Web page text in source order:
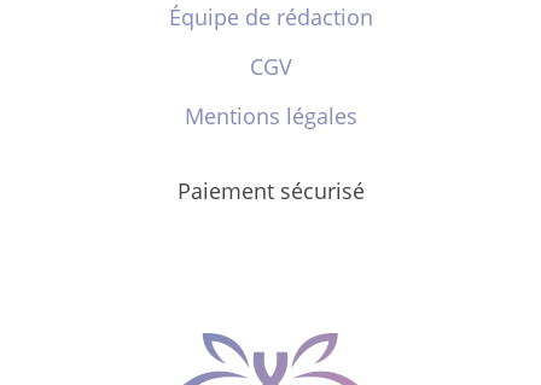
Équipe de rédaction
CGV
Mentions légales
Paiement sécurisé